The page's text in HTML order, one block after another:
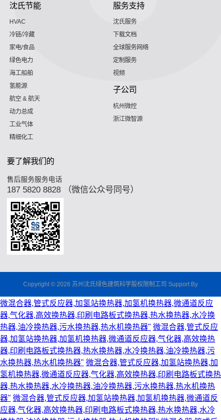
沈氏节能
HVAC
冷链/冷藏
家电/食品
绿色电力
海工船舶
氢能源
航空 & 航天
动力总成
工业气体
精细化工
服务支持
沈氏服务
下载文档
全球服务网络
定制服务
视频
子公司
杭州微控
浙江微智源
要了解我们的
售后服务服务电话
187 5820 8828 （微信公众号同号）
Copyright © 2026 苏州沈氏绿色建筑科学股权限制工司 Support By
微混合器,管式反应器,加氢站换热器,加氢机换热器,微通道反应
器,气化器,高效换热器,印刷电路板式换热器,热水换热器,水冷换
热器,油冷换热器,污水换热器,热水机换热器" 微混合器,管式反应
器,加氢站换热器,加氢机换热器,微通道反应器,气化器,高效换热
器,印刷电路板式换热器,热水换热器,水冷换热器,油冷换热器,污
水换热器,热水机换热器" 微混合器,管式反应器,加氢站换热器,加
氢机换热器,微通道反应器,气化器,高效换热器,印刷电路板式换热
器,热水换热器,水冷换热器,油冷换热器,污水换热器,热水机换热
器" 微混合器,管式反应器,加氢站换热器,加氢机换热器,微通道反
应器,气化器,高效换热器,印刷电路板式换热器,热水换热器,水冷